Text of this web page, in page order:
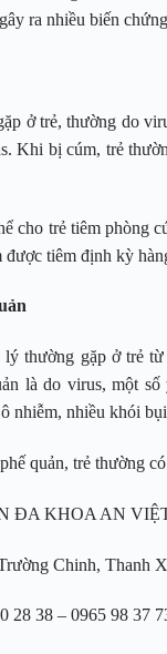
ra nhiều biến
ở trẻ, thường do
Khi bị cúm, trẻ
cho trẻ tiêm phòng
được tiêm định kỳ
thường gặp ở trẻ
là do virus, một
nhiễm, nhiều khói
quản, trẻ thường
ĐA KHOA AN
Chinh, Thanh
28 38 – 0965 98 37